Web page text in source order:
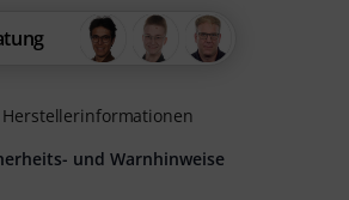
Herstellerinformationen
und Warnhinweise